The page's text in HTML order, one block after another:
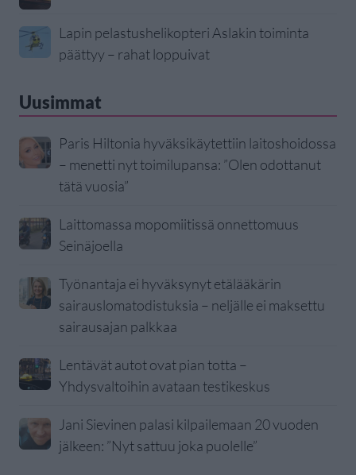
Lapin pelastushelikopteri Aslakin toiminta
päättyy – rahat loppuivat
Uusimmat
Paris Hiltonia hyväksikäytettiin laitoshoidossa
– menetti nyt toimilupansa: ”Olen odottanut
tätä vuosia”
Laittomassa mopomiitissä onnettomuus
Seinäjoella
Työnantaja ei hyväksynyt etälääkärin
sairauslomatodistuksia – neljälle ei maksettu
sairausajan palkkaa
Lentävät autot ovat pian totta –
Yhdysvaltoihin avataan testikeskus
Jani Sievinen palasi kilpailemaan 20 vuoden
jälkeen: ”Nyt sattuu joka puolelle”